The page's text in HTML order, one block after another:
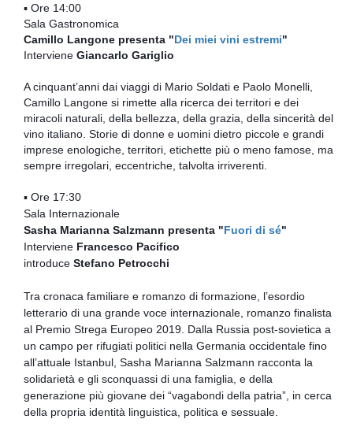
▪ Ore 14:00
Sala Gastronomica
Camillo Langone presenta "Dei miei vini estremi"
Interviene Giancarlo Gariglio
A cinquant’anni dai viaggi di Mario Soldati e Paolo Monelli,
Camillo Langone si rimette alla ricerca dei territori e dei
miracoli naturali, della bellezza, della grazia, della sincerità del
vino italiano. Storie di donne e uomini dietro piccole e grandi
imprese enologiche, territori, etichette più o meno famose, ma
sempre irregolari, eccentriche, talvolta irriverenti.
▪ Ore 17:30
Sala Internazionale
Sasha Marianna Salzmann presenta "Fuori di sé"
Interviene Francesco Pacifico
introduce Stefano Petrocchi
Tra cronaca familiare e romanzo di formazione, l’esordio
letterario di una grande voce internazionale, romanzo finalista
al Premio Strega Europeo 2019. Dalla Russia post-sovietica a
un campo per rifugiati politici nella Germania occidentale fino
all’attuale Istanbul, Sasha Marianna Salzmann racconta la
solidarietà e gli sconquassi di una famiglia, e della
generazione più giovane dei “vagabondi della patria”, in cerca
della propria identità linguistica, politica e sessuale.